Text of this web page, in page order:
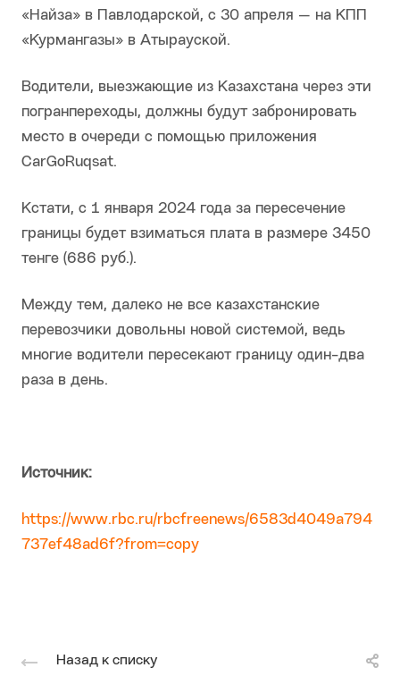
«Найза» в Павлодарской, с 30 апреля — на КПП
«Курмангазы» в Атырауской.
Водители, выезжающие из Казахстана через эти
погранпереходы, должны будут забронировать
место в очереди с помощью приложения
CarGoRuqsat.
Кстати, с 1 января 2024 года за пересечение
границы будет взиматься плата в размере 3450
тенге (686 руб.).
Между тем, далеко не все казахстанские
перевозчики довольны новой системой, ведь
многие водители пересекают границу один-два
раза в день.
Источник:
https://www.rbc.ru/rbcfreenews/6583d4049a794
737ef48ad6f?from=copy
Назад к списку